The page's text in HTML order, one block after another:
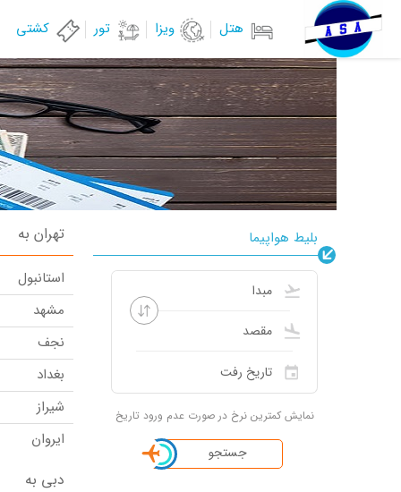
هتل ویزا تور کشتی
بلیط هواپیما
نمایش کمترین نرخ در صورت عدم ورود تاریخ
جستجو
تهران به
استانبول
مشهد
نجف
بغداد
شیراز
ایروان
مسقط
دبی به